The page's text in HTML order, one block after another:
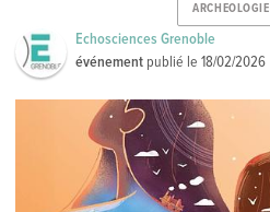
ARCHEOLOGIE
Echosciences Grenoble
événement publié le18/02/2026